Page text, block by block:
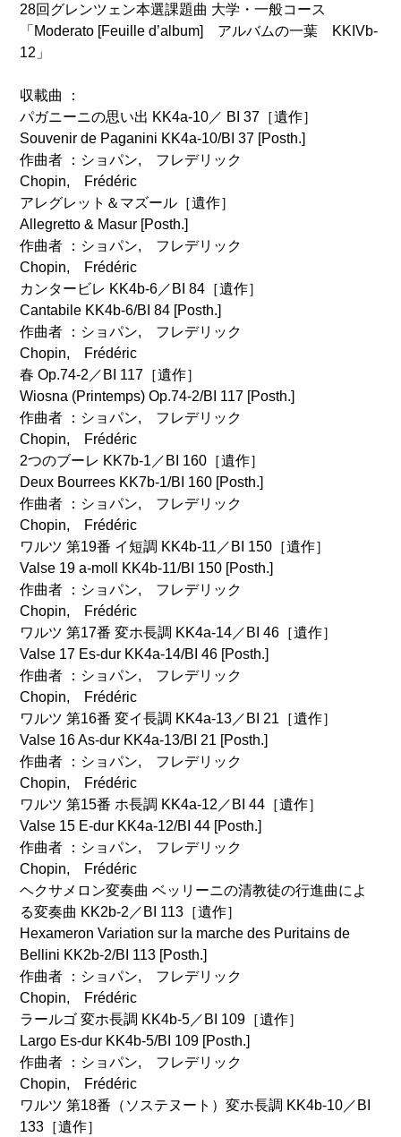
28回グレンツェン本選課題曲 大学・一般コース
「Moderato [Feuille d’album] アルバムの一葉 KKIVb-
12」
収載曲 ：
パガニーニの思い出 KK4a-10／ BI 37［遺作］
Souvenir de Paganini KK4a-10/BI 37 [Posth.]
作曲者 ：ショパン, フレデリック
Chopin, Frédéric
アレグレット＆マズール［遺作］
Allegretto & Masur [Posth.]
作曲者 ：ショパン, フレデリック
Chopin, Frédéric
カンタービレ KK4b-6／BI 84［遺作］
Cantabile KK4b-6/BI 84 [Posth.]
作曲者 ：ショパン, フレデリック
Chopin, Frédéric
春 Op.74-2／BI 117［遺作］
Wiosna (Printemps) Op.74-2/BI 117 [Posth.]
作曲者 ：ショパン, フレデリック
Chopin, Frédéric
2つのブーレ KK7b-1／BI 160［遺作］
Deux Bourrees KK7b-1/BI 160 [Posth.]
作曲者 ：ショパン, フレデリック
Chopin, Frédéric
ワルツ 第19番 イ短調 KK4b-11／BI 150［遺作］
Valse 19 a-moll KK4b-11/BI 150 [Posth.]
作曲者 ：ショパン, フレデリック
Chopin, Frédéric
ワルツ 第17番 変ホ長調 KK4a-14／BI 46［遺作］
Valse 17 Es-dur KK4a-14/BI 46 [Posth.]
作曲者 ：ショパン, フレデリック
Chopin, Frédéric
ワルツ 第16番 変イ長調 KK4a-13／BI 21［遺作］
Valse 16 As-dur KK4a-13/BI 21 [Posth.]
作曲者 ：ショパン, フレデリック
Chopin, Frédéric
ワルツ 第15番 ホ長調 KK4a-12／BI 44［遺作］
Valse 15 E-dur KK4a-12/BI 44 [Posth.]
作曲者 ：ショパン, フレデリック
Chopin, Frédéric
ヘクサメロン変奏曲 ベッリーニの清教徒の行進曲によ
る変奏曲 KK2b-2／BI 113［遺作］
Hexameron Variation sur la marche des Puritains de
Bellini KK2b-2/BI 113 [Posth.]
作曲者 ：ショパン, フレデリック
Chopin, Frédéric
ラールゴ 変ホ長調 KK4b-5／BI 109［遺作］
Largo Es-dur KK4b-5/BI 109 [Posth.]
作曲者 ：ショパン, フレデリック
Chopin, Frédéric
ワルツ 第18番（ソステヌート）変ホ長調 KK4b-10／BI
133［遺作］